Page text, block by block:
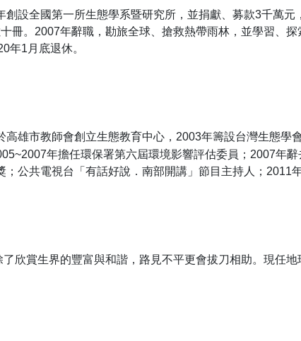
設全國第一所生態學系暨研究所，並捐獻、募款3千萬
冊。2007年辭職，勘旅全球、搶救熱帶雨林，並學習、
年1月底退休。
雄市教師會創立生態教育中心，2003年籌設台灣生態學
年擔任環保署第六屆環境影響評估委員；2007年
公共電視台「有話好說．南部開講」節目主持人；2011
欣賞生界的豐富與和諧，路見不平更會拔刀相助。現任地